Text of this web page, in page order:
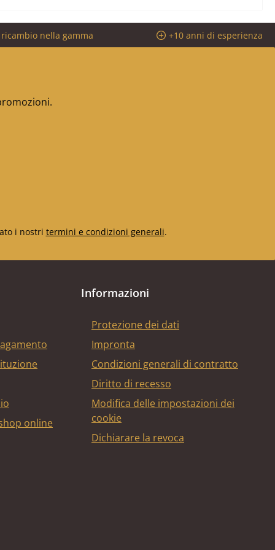
nella gamma +10 anni di esperienza
i nostri termini e condizioni generali.
online
Informazioni
Protezione dei dati
Impronta
Condizioni generali di contratto
Diritto di recesso
Modifica delle impostazioni dei
cookie
Dichiarare la revoca